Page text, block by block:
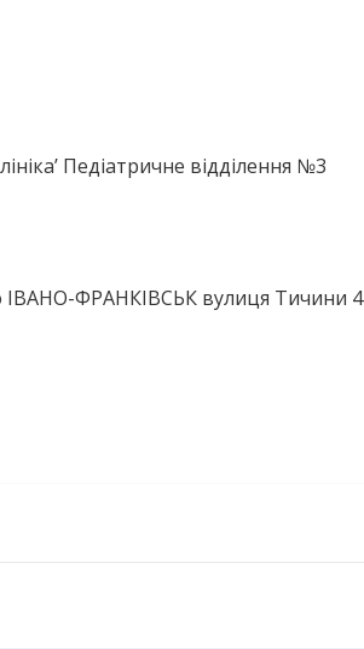
Педіатричне відділення №3
ІВАНО-ФРАНКІВСЬК вулиця Тичини 4